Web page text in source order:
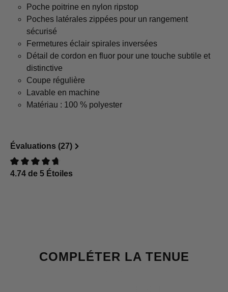
Poche poitrine en nylon ripstop
Poches latérales zippées pour un rangement
sécurisé
Fermetures éclair spirales inversées
Détail de cordon en fluor pour une touche subtile et
distinctive
Coupe régulière
Lavable en machine
Matériau : 100 % polyester
Évaluations (27)
Évaluation avec une note de 0 sur 5 étoiles
4.74 de 5 Étoiles
Ignorer la galerie de produits
COMPLÉTER LA TENUE